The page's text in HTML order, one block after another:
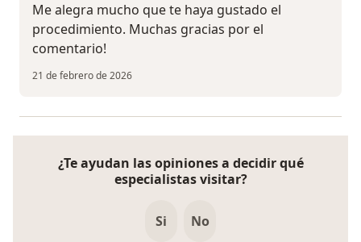
Me alegra mucho que te haya gustado el
procedimiento. Muchas gracias por el
comentario!
21 de febrero de 2026
¿Te ayudan las opiniones a decidir qué
especialistas visitar?
Si No